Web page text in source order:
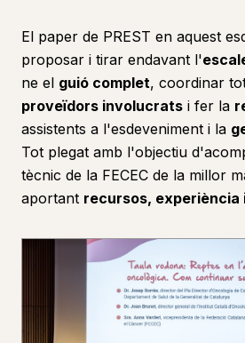
El paper de PREST en aquest
proposar i tirar endavant l'
ne el guió complet, coordinar
proveïdors involucrats i fer la
assistents a l'esdeveniment i la
Tot plegat amb l'objectiu
tècnic de la FECEC de la millor
aportant recursos, experiència